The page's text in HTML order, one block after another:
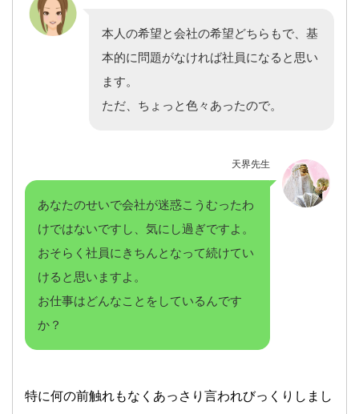
本人の希望と会社の希望どちらもで、基
本的に問題がなければ社員になると思い
ます。
ただ、ちょっと色々あったので。
天界先生
あなたのせいで会社が迷惑こうむったわ
けではないですし、気にし過ぎですよ。
おそらく社員にきちんとなって続けてい
けると思いますよ。
お仕事はどんなことをしているんです
か？
特に何の前触れもなくあっさり言われびっくりしまし